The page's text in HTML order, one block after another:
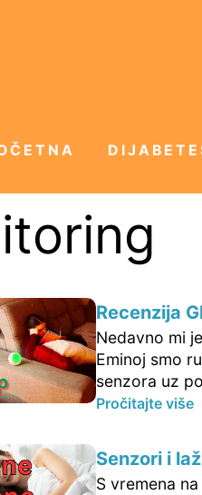
Recenzija
Nedavno mi
Eminoj smo
senzora uz
Pročitajte više
Senzori i
S vremena